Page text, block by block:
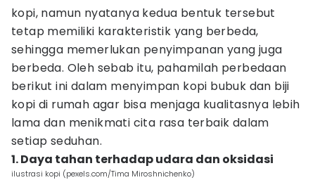
kopi, namun nyatanya kedua bentuk tersebut
tetap memiliki karakteristik yang berbeda,
sehingga memerlukan penyimpanan yang juga
berbeda. Oleh sebab itu, pahamilah perbedaan
berikut ini dalam menyimpan kopi bubuk dan biji
kopi di rumah agar bisa menjaga kualitasnya lebih
lama dan menikmati cita rasa terbaik dalam
setiap seduhan.
1. Daya tahan terhadap udara dan oksidasi
ilustrasi kopi (pexels.com/Tima Miroshnichenko)